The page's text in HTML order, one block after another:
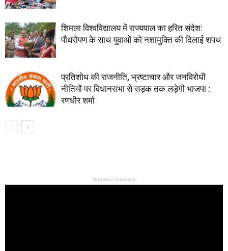
शिमला विश्वविद्यालय में राज्यपाल का हरित संदेश:
पौधरोपण के साथ युवाओं को नशामुक्ति की दिलाई शपथ
प्रतिशोध की राजनीति, भ्रष्टाचार और जनविरोधी
नीतियों पर विधानसभा से सड़क तक लड़ेगी भाजपा :
रणधीर शर्मा
Shoolini University